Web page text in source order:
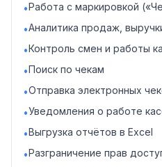
•Работа с маркировкой
•Аналитика продаж,
•Контроль смен и работы
•Поиск по чекам
•Отправка электронных
•Уведомления о работе
•Выгрузка отчётов в Excel
•Разграничение прав